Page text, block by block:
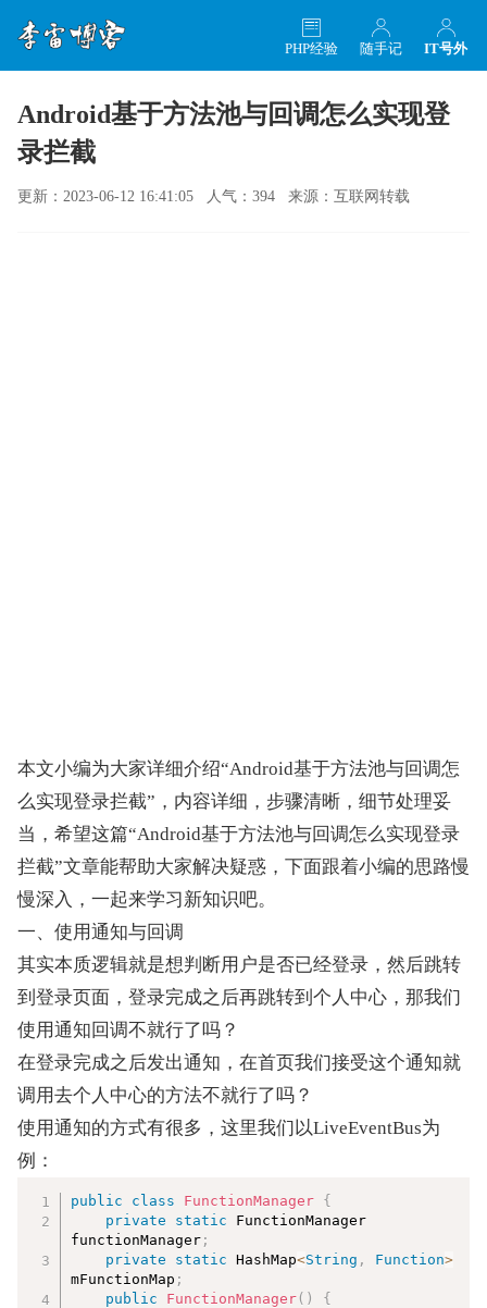
IT号外
随手记
PHP经验
Android基于方法池与回调怎么实现登
录拦截
更新：2023-06-12 16:41:05 人气：394 来源：互联网转载
本文小编为大家详细介绍“Android基于方法池与回调怎
么实现登录拦截”，内容详细，步骤清晰，细节处理妥
当，希望这篇“Android基于方法池与回调怎么实现登录
拦截”文章能帮助大家解决疑惑，下面跟着小编的思路慢
慢深入，一起来学习新知识吧。
一、使用通知与回调
其实本质逻辑就是想判断用户是否已经登录，然后跳转
到登录页面，登录完成之后再跳转到个人中心，那我们
使用通知回调不就行了吗？
在登录完成之后发出通知，在首页我们接受这个通知就
调用去个人中心的方法不就行了吗？
使用通知的方式有很多，这里我们以LiveEventBus为
例：
public class FunctionManager {
private
static FunctionManager
functionManager ;
private
static HashMap<String , Function>
mFunctionMap ;
public
FunctionManager( )
{